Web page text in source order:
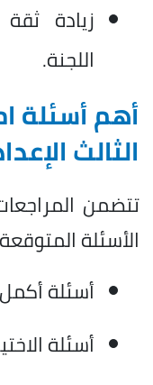
زيادة
اللجنة.
أهم أسئلة
الثالث
تتضمن
الأسئلة
أسئلة
أسئلة